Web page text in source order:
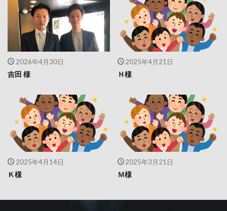
2026年4月30日
吉田 様
2025年4月21日
Ｈ様
2025年4月14日
Ｋ様
2025年3月21日
Ｍ様